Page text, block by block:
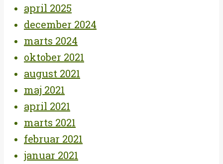
april 2025
december 2024
marts 2024
oktober 2021
august 2021
maj 2021
april 2021
marts 2021
februar 2021
januar 2021